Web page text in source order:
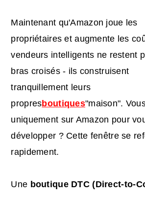
Maintenant qu'Amazon joue les
propriétaires et augmente les
vendeurs intelligents ne restent
bras croisés - ils construisent
tranquillement leurs
propresboutiques"maison".
uniquement sur Amazon pour
développer ? Cette fenêtre se
rapidement.
Une boutique DTC (Direct-to-